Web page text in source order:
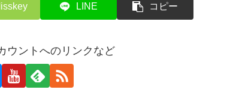
LINE コピー
ウントへのリンクなど